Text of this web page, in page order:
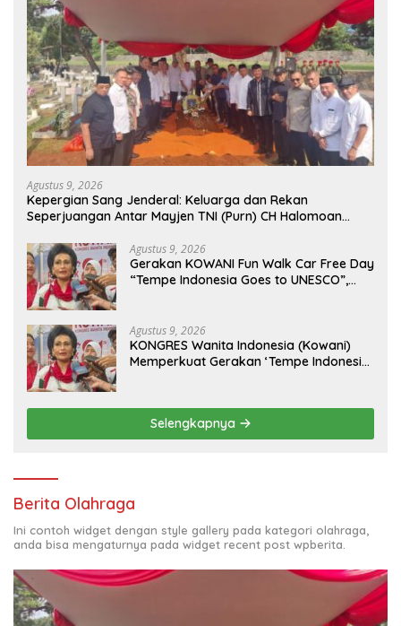
Agustus 9, 2026
Kepergian Sang Jenderal: Keluarga dan Rekan
Seperjuangan Antar Mayjen TNI (Purn) CH Halomoan
Agustus 9, 2026
Gerakan KOWANI Fun Walk Car Free Day
“Tempe Indonesia Goes to UNESCO”,
Agustus 9, 2026
KONGRES Wanita Indonesia (Kowani)
Memperkuat Gerakan ‘Tempe Indonesia
Selengkapnya
Berita Olahraga
Ini contoh widget dengan style gallery pada kategori olahraga,
anda bisa mengaturnya pada widget recent post wpberita.